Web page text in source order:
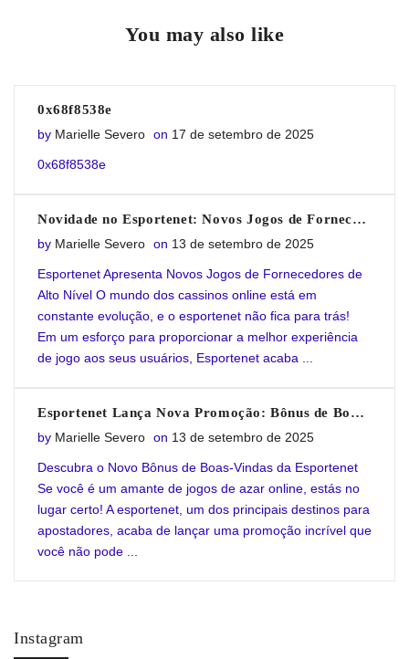
Pinterest
You may also like
0x68f8538e
by Marielle Severo on Posted on
17 de setembro de 2025
0x68f8538e
Novidade no Esportenet: Novos Jogos de Fornecedores de Alto Nível!
by Marielle Severo on Posted on
13 de setembro de 2025
Esportenet Apresenta Novos Jogos de Fornecedores de
Alto Nível O mundo dos cassinos online está em
constante evolução, e o esportenet não fica para trás!
Em um esforço para proporcionar a melhor experiência
de jogo aos seus usuários, Esportenet acaba ...
Esportenet Lança Nova Promoção: Bônus de Boas-Vindas Imperdível
by Marielle Severo on Posted on
13 de setembro de 2025
Descubra o Novo Bônus de Boas-Vindas da Esportenet
Se você é um amante de jogos de azar online, estás no
lugar certo! A esportenet, um dos principais destinos para
apostadores, acaba de lançar uma promoção incrível que
você não pode ...
Instagram